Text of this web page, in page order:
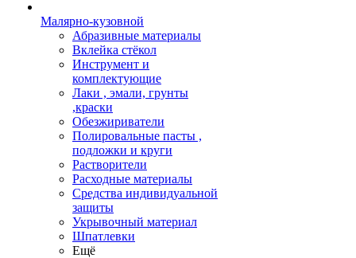
Малярно-кузовной
Абразивные материалы
Вклейка стёкол
Инструмент и
комплектующие
Лаки , эмали, грунты
,краски
Обезжириватели
Полировальные пасты ,
подложки и круги
Растворители
Расходные материалы
Средства индивидуальной
защиты
Укрывочный материал
Шпатлевки
Ещё